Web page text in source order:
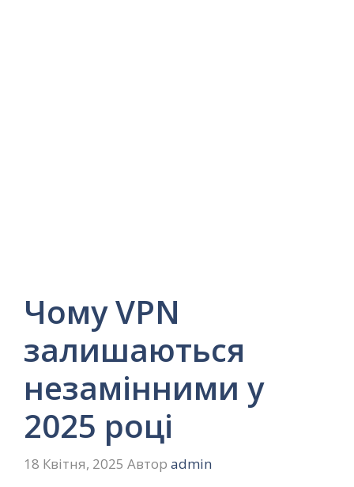
Чому VPN
залишаються
незамінними у
2025 році
18 Квітня, 2025 Автор admin